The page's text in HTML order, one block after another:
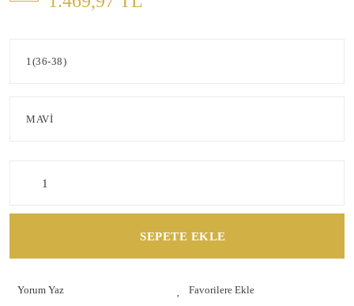
SEPETE EKLE
Yorum Yaz